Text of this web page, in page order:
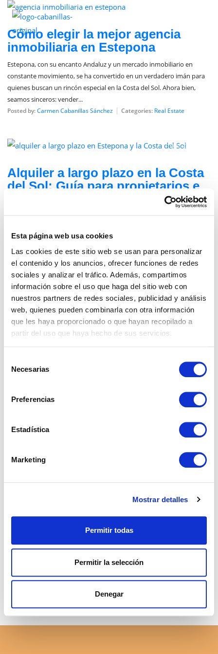
Esta página web usa cookies
Las cookies de este sitio web se usan para personalizar
el contenido y los anuncios, ofrecer funciones de redes
sociales y analizar el tráfico. Además, compartimos
información sobre el uso que haga del sitio web con
nuestros partners de redes sociales, publicidad y análisis
web, quienes pueden combinarla con otra información
que les haya proporcionado o que hayan recopilado a
partir del uso que haya hecho de sus servicios.
Necesarias
Preferencias
Estadística
Marketing
Mostrar detalles
Permitir todas
Permitir la selección
Denegar
Cómo elegir la mejor agencia
inmobiliaria en Estepona
Estepona, con su encanto Andaluz y un mercado inmobiliario en
constante movimiento, se ha convertido en un verdadero imán para
quienes buscan un rincón especial en la Costa del Sol. Ahora bien,
seamos sinceros: vender...
Posted by:Carmen Cabanillas Sánchez Categories: Real Estate
mayo 20, 2025
Alquiler a largo plazo en la Costa
del Sol: Guía para propietarios e
El alquiler a largo plazo en la Costa del Sol está en auge, impulsado por
pueblos costeros. Mientras que el alquiler vacacional en Estepona
sigue si...
Posted by:Carmen Cabanillas Sánchez Categories: Propiedades,Real
Estate
CATEGORIAS
Propiedades
Lo que nadie te explica sobre comprar una casa en
Impuestos al vender una vivienda en Andalucía siendo
Vivir en Estepona: calidad de vida en la Costa del Sol